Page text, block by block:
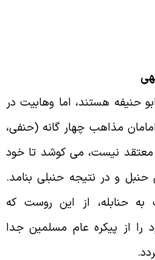
حنیفه هستند، اما وهابیت در
مذاهب چهار گانه (حنفی،
نیست، می کوشد تا خود
و در نتیجه حنبلی بنامد.
حنابله، از این روست که
از پیکره عام مسلمین جدا